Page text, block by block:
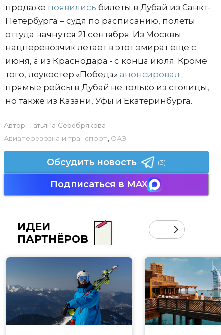
продаже появились билеты в Дубай из Санкт-
Петербурга – судя по расписанию, полеты
оттуда начнутся 21 сентября. Из Москвы
нацперевозчик летает в этот эмират еще с
июня, а из Краснодара - с конца июля. Кроме
того, лоукостер «Победа» анонсировал
прямые рейсы в Дубай не только из столицы,
но также из Казани, Уфы и Екатеринбурга.
Автор: Татьяна Серебрякова
Авиаперевозка и транспорт, ОАЭ
Обсудить новость (3)
Подписаться в MAX
ИДЕИ
ПАРТНЁРОВ